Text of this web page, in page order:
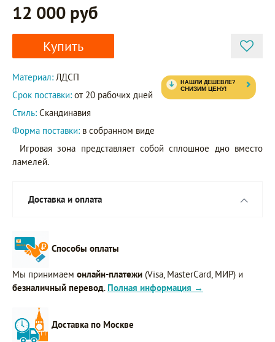
12 000 руб
Купить
Материал: ЛДСП
Срок поставки: от 20 рабочих дней
Стиль: Скандинавия
Форма поставки: в собранном виде
Игровая зона представляет собой сплошное дно вместо
ламелей.
Доставка и оплата
Способы оплаты
Мы принимаем онлайн-платежи (Visa, MasterCard, МИР) и
безналичный перевод. Полная информация →
Доставка по Москве